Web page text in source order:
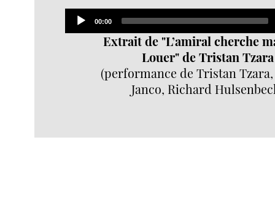
Audio
Player
Current
00:00
Extrait de "L’amiral cherche
Louer" de Tristan Tzara
(performance de Tristan
Janco, Richard